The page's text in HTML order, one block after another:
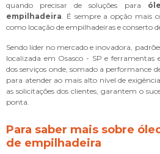
quando precisar de soluções para
empilhadeira. É sempre a opção mais
como locação de empilhadeiras e conserto
Sendo líder no mercado e inovadora,
localizada em Osasco - SP e ferramentas
dos serviços onde, somado a performance
para atender ao mais alto nível de
as solicitações dos clientes, garantem o
ponta.
Para saber mais sobre
de empilhadeira